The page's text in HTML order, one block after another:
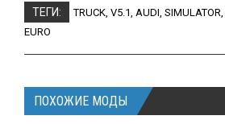
ТЕГИ: TRUCK, V5.1, AUDI, SIMULATOR,
EURO
ПОХОЖИЕ МОДЫ